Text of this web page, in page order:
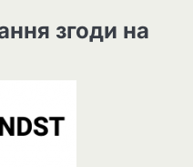
згоди на